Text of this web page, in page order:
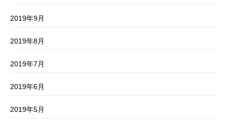
2019年9月
2019年8月
2019年7月
2019年6月
2019年5月